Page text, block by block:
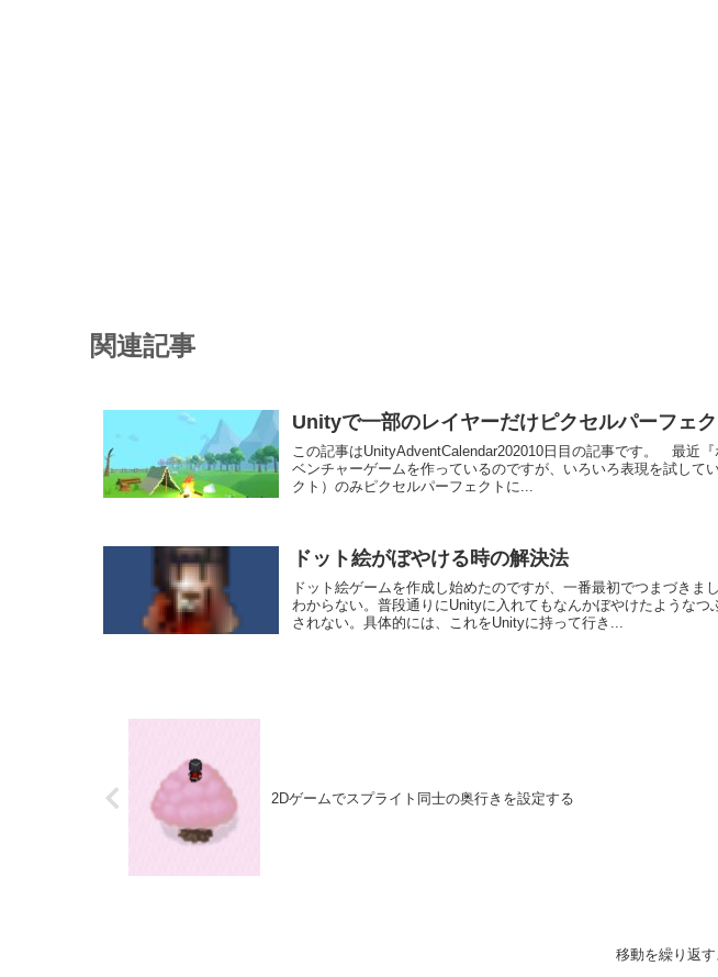
関連記事
Unityで一部のレイヤーだけピクセルパーフェ
この記事はUnityAdventCalendar202010日目の記事です。 最近
ベンチャーゲームを作っているのですが、いろいろ表現を試して
クト）のみピクセルパーフェクトに...
ドット絵がぼやける時の解決法
ドット絵ゲームを作成し始めたのですが、一番最初でつまづきま
わからない。普段通りにUnityに入れてもなんかぼやけたような
されない。具体的には、これをUnityに持って行き...
2Dゲームでスプライト同士の奥行きを設定する
移動を繰り返す